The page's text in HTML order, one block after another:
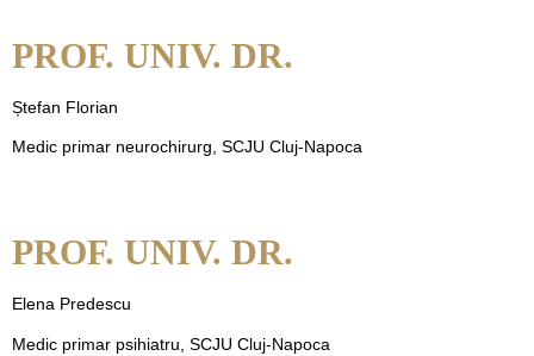
PROF. UNIV. DR.
Ștefan Florian
Medic primar neurochirurg, SCJU Cluj-Napoca
PROF. UNIV. DR.
Elena Predescu
Medic primar psihiatru, SCJU Cluj-Napoca